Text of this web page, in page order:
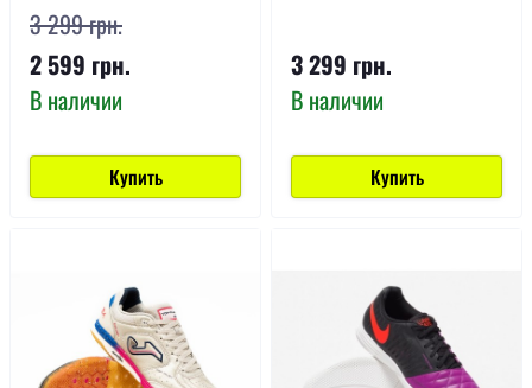
3 299 грн.
2 599 грн.
В наличии
Купить
3 299 грн.
В наличии
Купить